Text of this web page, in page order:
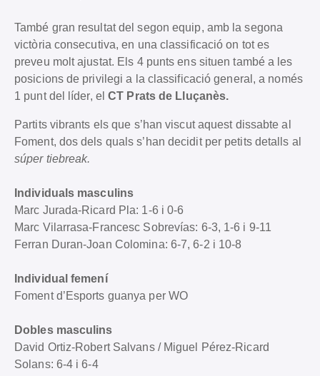
També gran resultat del segon equip, amb la segona
victòria consecutiva, en una classificació on tot es
preveu molt ajustat. Els 4 punts ens situen també a les
posicions de privilegi a la classificació general, a només
1 punt del líder, elCT Prats de Lluçanès.
Partits vibrants els que s’han viscut aquest dissabte al
Foment, dos dels quals s’han decidit per petits detalls al
súper tiebreak.
Individuals masculins
Marc Jurada-Ricard Pla: 1-6 i 0-6
Marc Vilarrasa-Francesc Sobrevías: 6-3, 1-6 i 9-11
Ferran Duran-Joan Colomina: 6-7, 6-2 i 10-8
Individual femení
Foment d’Esports guanya per WO
Dobles masculins
David Ortiz-Robert Salvans / Miguel Pérez-Ricard
Solans: 6-4 i 6-4